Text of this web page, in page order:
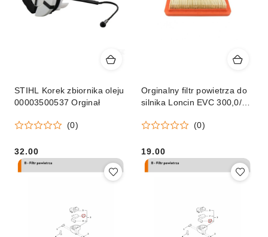
STIHL Korek zbiornika oleju
00003500537 Orginał
(0)
Cena:
32.00
Orginalny filtr powietrza do
silnika Loncin EVC 300,0/
(0)
Cena:
19.00